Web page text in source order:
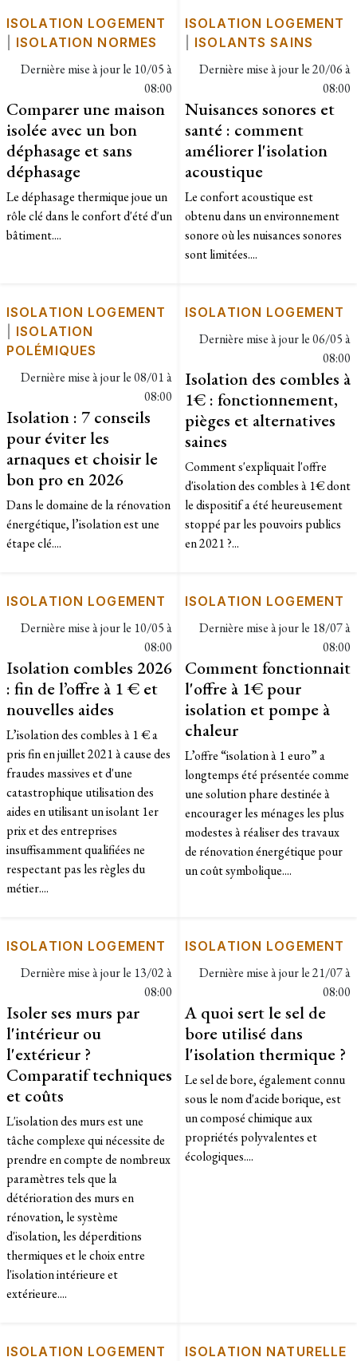
ISOLATION LOGEMENT
ISOLATION NORMES
Dernière mise à jour le 10/05 à
08:00
Comparer une maison
isolée avec un bon
déphasage et sans
déphasage
Le déphasage thermique joue un
rôle clé dans le confort d'été d'un
bâtiment....
ISOLATION LOGEMENT
ISOLANTS SAINS
Dernière mise à jour le20/06 à
08:00
Nuisances sonores et
santé : comment
améliorer l'isolation
acoustique
Le confort acoustique est
obtenu dans un environnement
sonore où les nuisances sonores
sont limitées....
ISOLATION LOGEMENT
ISOLATION
POLÉMIQUES
Dernière mise à jour le08/01 à
08:00
Isolation : 7 conseils
pour éviter les
arnaques et choisir le
bon pro en 2026
Dans le domaine de la rénovation
énergétique, l’isolation est une
étape clé....
ISOLATION LOGEMENT
Dernière mise à jour le06/05 à
08:00
Isolation des combles à
1€ : fonctionnement,
pièges et alternatives
saines
Comment s'expliquait l'offre
d'isolation des combles à 1€ dont
le dispositif a été heureusement
stoppé par les pouvoirs publics
en 2021 ?...
ISOLATION LOGEMENT
Dernière mise à jour le 10/05 à
08:00
Isolation combles 2026
: fin de l’offre à 1 € et
nouvelles aides
L’isolation des combles à 1 € a
pris fin en juillet 2021 à cause des
fraudes massives et d'une
catastrophique utilisation des
aides en utilisant un isolant 1er
prix et des entreprises
insuffisamment qualifiées ne
respectant pas les règles du
métier....
ISOLATION LOGEMENT
Dernière mise à jour le 18/07 à
08:00
Comment fonctionnait
l'offre à 1€ pour
isolation et pompe à
chaleur
L’offre “isolation à 1 euro” a
longtemps été présentée comme
une solution phare destinée à
encourager les ménages les plus
modestes à réaliser des travaux
de rénovation énergétique pour
un coût symbolique....
ISOLATION LOGEMENT
Dernière mise à jour le 13/02 à
08:00
Isoler ses murs par
l'intérieur ou
l'extérieur ?
Comparatif techniques
et coûts
L'isolation des murs est une
tâche complexe qui nécessite de
prendre en compte de nombreux
paramètres tels que la
détérioration des murs en
rénovation, le système
d'isolation, les déperditions
thermiques et le choix entre
l'isolation intérieure et
extérieure....
ISOLATION LOGEMENT
Dernière mise à jour le21/07 à
08:00
A quoi sert le sel de
bore utilisé dans
l'isolation thermique ?
Le sel de bore, également connu
sous le nom d'acide borique, est
un composé chimique aux
propriétés polyvalentes et
écologiques....
ISOLATION LOGEMENT
ISOLATION NATURELLE